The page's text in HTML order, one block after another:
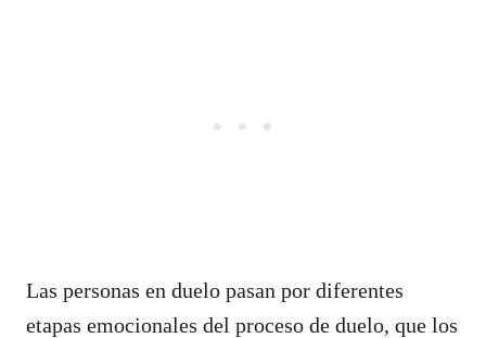
Las personas en duelo pasan por diferentes
etapas emocionales del proceso de duelo, que los